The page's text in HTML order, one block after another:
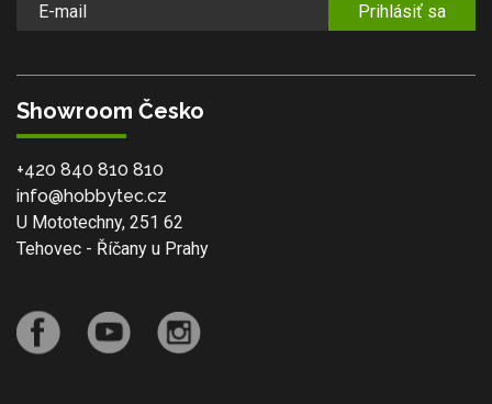
Prihlásiť sa
Showroom Česko
+420 840 810 810
info@hobbytec.cz
U Mototechny, 251 62
Tehovec - Říčany u Prahy